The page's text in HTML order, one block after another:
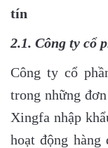
tín
2.1. Công ty cổ
Công ty cổ
trong những
Xingfa nhập
hoạt động